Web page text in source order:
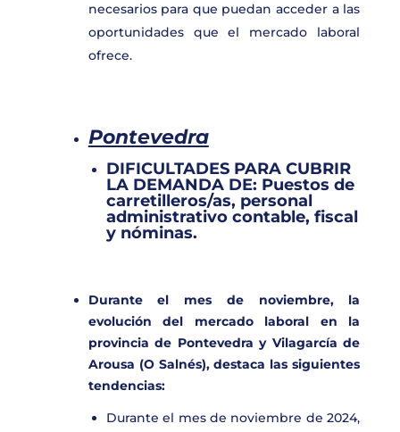
necesarios para que puedan acceder a las
oportunidades que el mercado laboral
ofrece.
Pontevedra
DIFICULTADES PARA CUBRIR
LA DEMANDA DE: Puestos de
carretilleros/as, personal
administrativo contable, fiscal
y nóminas.
Durante el mes de noviembre, la
evolución del mercado laboral en la
provincia de Pontevedra y Vilagarcía de
Arousa (O Salnés), destaca las siguientes
tendencias:
Durante el mes de noviembre de 2024,